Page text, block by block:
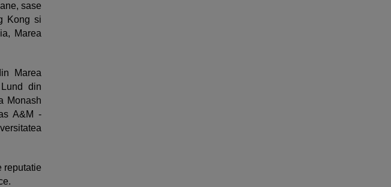
sase
Kong si
Marea
Marea
din
Monash
A&M -
reputatie